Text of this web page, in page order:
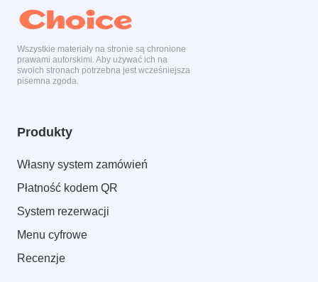
Wszystkie materiały na stronie są chronione
prawami autorskimi. Aby używać ich na
swoich stronach potrzebna jest wcześniejsza
pisemna zgoda.
Produkty
Własny system zamówień
Płatność kodem QR
System rezerwacji
Menu cyfrowe
Recenzje